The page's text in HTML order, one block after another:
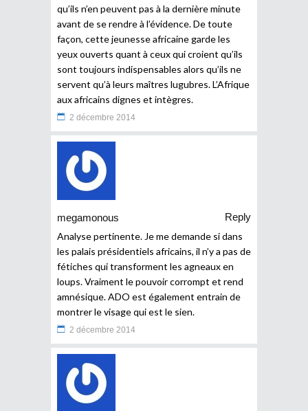
qu’ils n’en peuvent pas à la dernière minute
avant de se rendre à l’évidence. De toute
façon, cette jeunesse africaine garde les
yeux ouverts quant à ceux qui croient qu’ils
sont toujours indispensables alors qu’ils ne
servent qu’à leurs maîtres lugubres. L’Afrique
aux africains dignes et intègres.
2 décembre 2014
megamonous
Reply
Analyse pertinente. Je me demande si dans
les palais présidentiels africains, il n’y a pas de
fétiches qui transforment les agneaux en
loups. Vraiment le pouvoir corrompt et rend
amnésique. ADO est également entrain de
montrer le visage qui est le sien.
2 décembre 2014